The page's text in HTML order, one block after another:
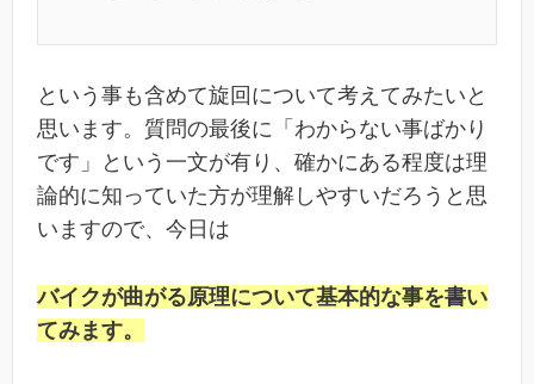
という事も含めて旋回について考えてみたいと
思います。質問の最後に「わからない事ばかり
です」という一文が有り、確かにある程度は理
論的に知っていた方が理解しやすいだろうと思
いますので、今日は
バイクが曲がる原理について基本的な事を書い
てみます。